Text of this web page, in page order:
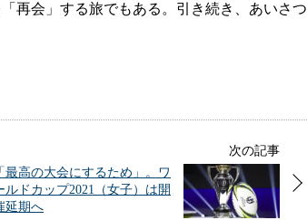
再会」する旅でもある。引き続き、あいさつ
次の記事
「最高の大会にするため」。ワ
ルドカップ2021（女子）は開
延期へ